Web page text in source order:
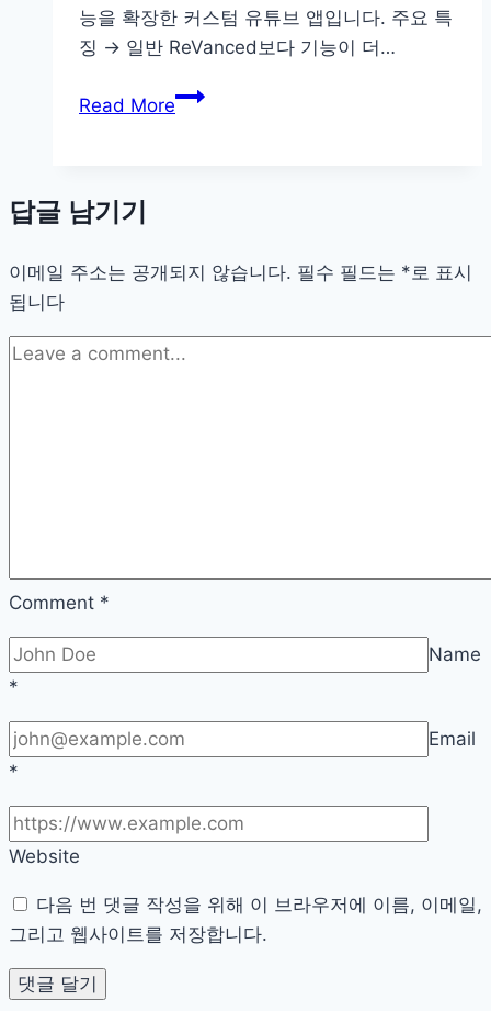
능을 확장한 커스텀 유튜브 앱입니다. 주요 특
징 → 일반 ReVanced보다 기능이 더…
Read Morervx
치
법
다
답글 남기기
이메일 주소는 공개되지 않습니다. 필수 필드는 * 로 표시
됩니다
Comment *
Name
*
Email
*
Website
다음 번 댓글 작성을 위해 이 브라우저에 이름, 이메일,
그리고 웹사이트를 저장합니다.